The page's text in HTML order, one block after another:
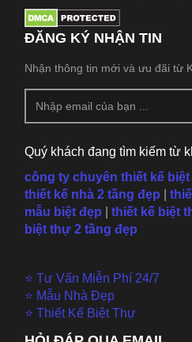
ĐĂNG KÝ NHẬN TIN
Nhận thông tin mới và ưu đãi từ
Quý khách đang tìm kiếm từ
công ty chuyên thiết kế
thiết kế nhà 2 tầng đẹp
mẫu biệt đẹp thiết kế biệt
biệt thự 2 tầng đẹp
⭐ Tư Vấn Miễn Phí 24/7
⭐ Mẫu Nhà Đẹp
⭐ Thiết Kế Biệt Thự